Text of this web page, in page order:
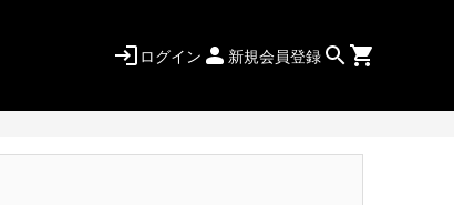
ログイン 新規会員登録